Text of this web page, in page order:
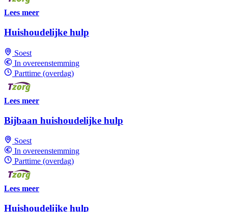
Lees meer
Huishoudelijke hulp
Soest
In overeenstemming
Parttime (overdag)
Lees meer
Bijbaan huishoudelijke hulp
Soest
In overeenstemming
Parttime (overdag)
Lees meer
Huishoudelijke hulp